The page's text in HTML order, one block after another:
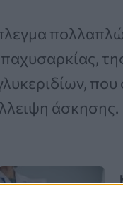
που
άσκησης.